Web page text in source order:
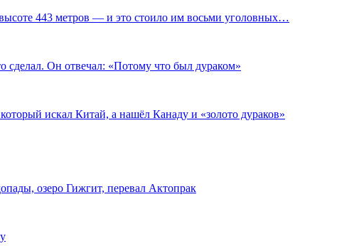
443 метров — и это стоило им восьми уголовных…
сделал. Он отвечал: «Потому что был дураком»
искал Китай, а нашёл Канаду и «золото дураков»
озеро Гижгит, перевал Актопрак